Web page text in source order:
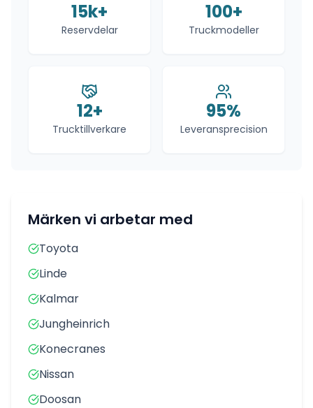
15k+
Reservdelar
100+
Truckmodeller
12+
Trucktillverkare
95%
Leveransprecision
Märken vi arbetar med
Toyota
Linde
Kalmar
Jungheinrich
Konecranes
Nissan
Doosan